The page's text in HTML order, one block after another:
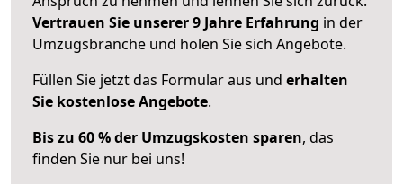
Vertrauen Sie unserer 9 Jahre Erfahrung in der
Umzugsbranche und holen Sie sich Angebote.
Füllen Sie jetzt das Formular aus und erhalten
Sie kostenlose Angebote.
Bis zu 60 % der Umzugskosten sparen, das
finden Sie nur bei uns!